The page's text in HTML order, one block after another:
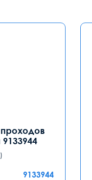
9133944